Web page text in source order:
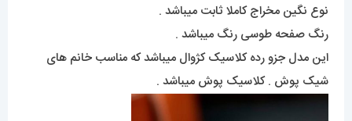
نوع نگین مخراج کاملا ثابت میباشد .
رنگ صفحه طوسی رنگ میباشد .
این مدل جزو رده کلاسیک کژوال میباشد که مناسب خانم های
شیک پوش . کلاسیک پوش میباشد .